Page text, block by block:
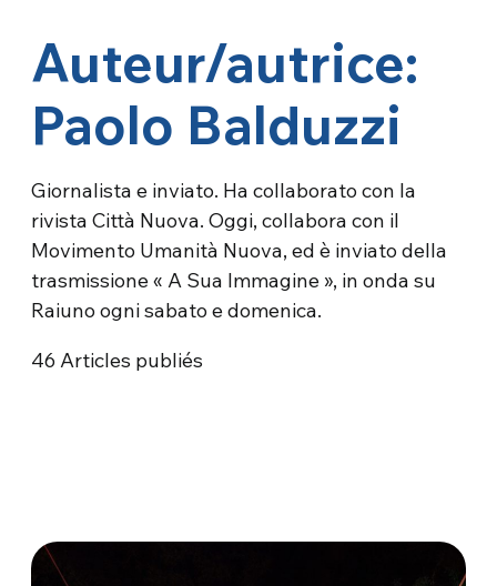
Auteur/autrice:
Paolo Balduzzi
Giornalista e inviato. Ha collaborato con la
rivista Città Nuova. Oggi, collabora con il
Movimento Umanità Nuova, ed è inviato della
trasmissione « A Sua Immagine », in onda su
Raiuno ogni sabato e domenica.
46 Articles publiés